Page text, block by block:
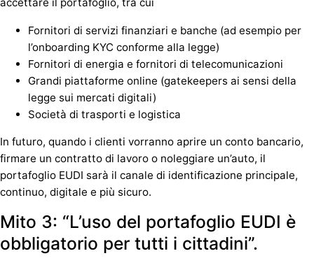
accettare il portafoglio, tra cui
Fornitori di servizi finanziari e banche (ad esempio per
l’onboarding KYC conforme alla legge)
Fornitori di energia e fornitori di telecomunicazioni
Grandi piattaforme online (gatekeepers ai sensi della
legge sui mercati digitali)
Società di trasporti e logistica
In futuro, quando i clienti vorranno aprire un conto bancario,
firmare un contratto di lavoro o noleggiare un’auto, il
portafoglio EUDI sarà il canale di identificazione principale,
continuo, digitale e più sicuro.
Mito 3: “L’uso del portafoglio EUDI è
obbligatorio per tutti i cittadini”.